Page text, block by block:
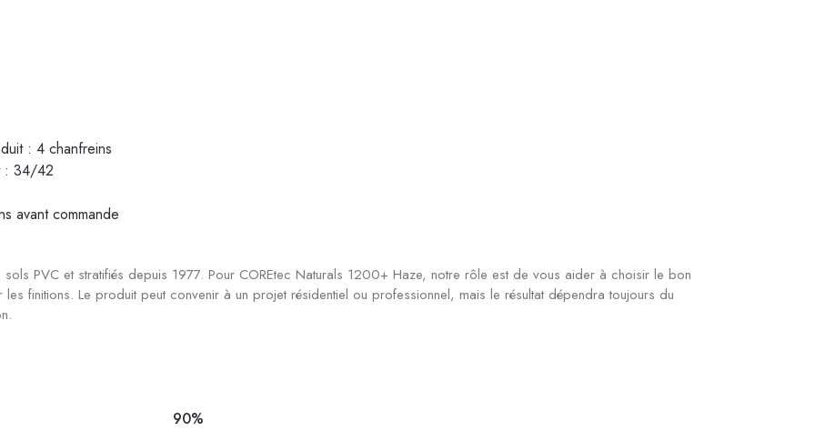
: 4 chanfreins
: 34/42
avant commande
PVC et stratifiés depuis 1977. Pour COREtec Naturals 1200+ Haze, notre rôle est de vous aider à choisir le bon
finitions. Le produit peut convenir à un projet résidentiel ou professionnel, mais le résultat dépendra toujours du
90%